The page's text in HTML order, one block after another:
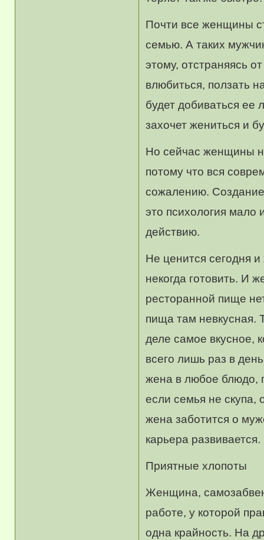
Почти все женщины
семью. А таких
этому, отстраняясь
влюбиться, ползать
будет добиваться ее
захочет жениться и
Но сейчас женщины
потому что вся
сожалению.
это психология мало
действию.
Не ценится сегодня
некогда готовить. И
ресторанной пище
пища там невкусная.
деле самое вкусное,
всего лишь раз в
жена в любое блюдо,
если семья не скупа,
жена заботится о
карьера развивается.
Приятные хлопоты
Женщина,
работе, у которой
одна крайность. На